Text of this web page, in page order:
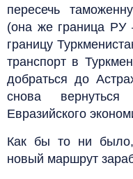
пересечь
(она же граница
границу
транспорт в
добраться до
снова
Евразийского
Как бы то ни
новый маршрут